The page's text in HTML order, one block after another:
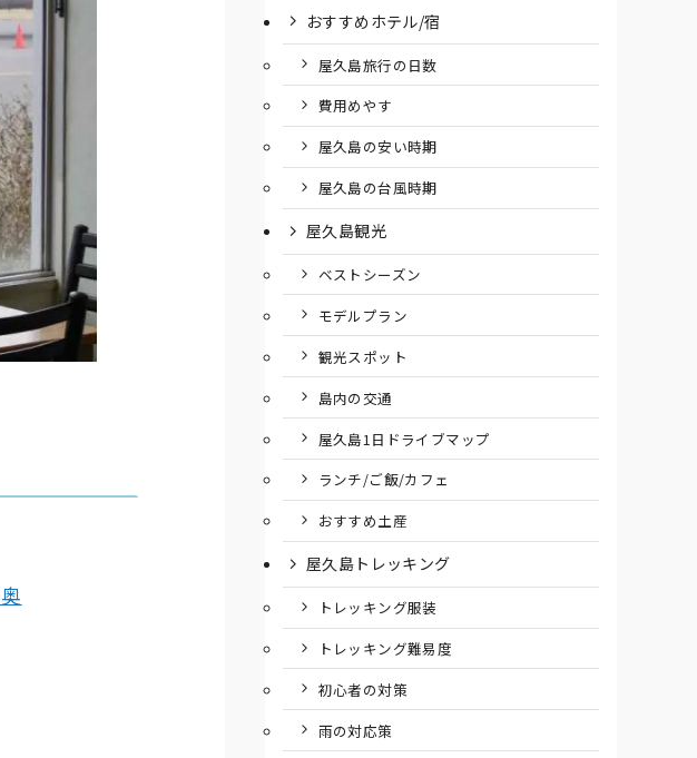
おすすめホテル/宿
屋久島旅行の日数
費用めやす
屋久島の安い時期
屋久島の台風時期
屋久島観光
ベストシーズン
モデルプラン
観光スポット
島内の交通
屋久島1日ドライブマップ
ランチ/ご飯/カフェ
おすすめ土産
屋久島トレッキング
トレッキング服装
トレッキング難易度
初心者の対策
雨の対応策